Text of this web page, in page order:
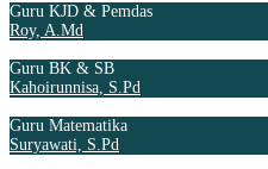
Guru KJD & Pemdas
Roy, A.Md
Guru BK & SB
Kahoirunnisa, S.Pd
Guru Matematika
Suryawati, S.Pd